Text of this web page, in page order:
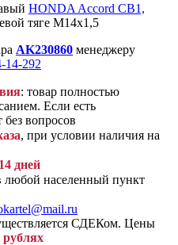
HONDA Accord CB1,
тяге M14x1,5
AK230860 менеджеру
14-292
: товар полностью
Если есть
вопросов
, при условии наличия на
дней
любой населенный пункт
СДЕКом. Цены
рублях